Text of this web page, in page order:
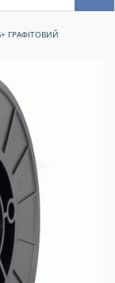
ГРАФІТОВИЙ